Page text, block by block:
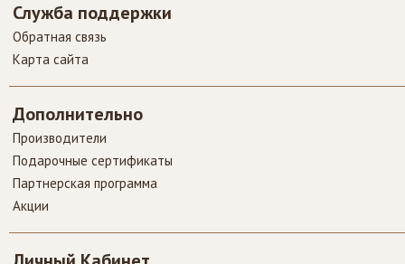
силой давления
58 мм Темпер APS
с регулируемой
силой давления
Служба поддержки
Обратная связь
Карта сайта
Дополнительно
Производители
Подарочные сертификаты
Партнерская программа
Акции